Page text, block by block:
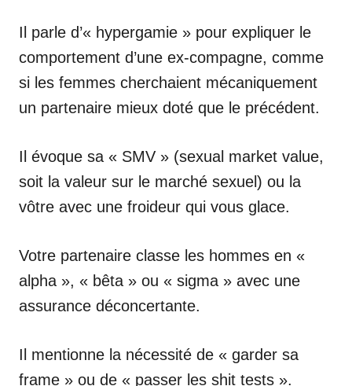
Il parle d’« hypergamie » pour expliquer le
comportement d’une ex-compagne, comme
si les femmes cherchaient mécaniquement
un partenaire mieux doté que le précédent.
Il évoque sa « SMV » (sexual market value,
soit la valeur sur le marché sexuel) ou la
vôtre avec une froideur qui vous glace.
Votre partenaire classe les hommes en «
alpha », « bêta » ou « sigma » avec une
assurance déconcertante.
Il mentionne la nécessité de « garder sa
frame » ou de « passer les shit tests ».